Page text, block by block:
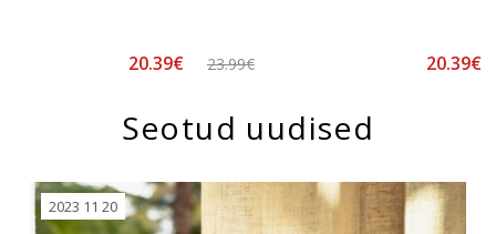
20.39€ 23.99€ 20.39€
Seotud uudised
2023 11 20